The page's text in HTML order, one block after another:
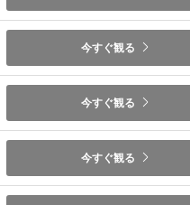
今すぐ観る
今すぐ観る
今すぐ観る